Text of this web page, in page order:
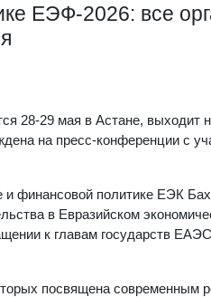
ЕЭФ-2026: все
28-29 мая в Астане,
на пресс-конференции с
финансовой политике ЕЭК
в Евразийском
к главам государств
посвящена современным